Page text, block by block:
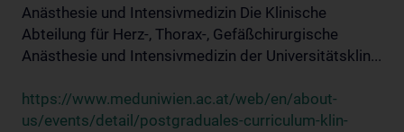
Anästhesie und Intensivmedizin Die Klinische
Abteilung für Herz-, Thorax-, Gefäßchirurgische
Anästhesie und Intensivmedizin der Universitätsklin...
https://www.meduniwien.ac.at/web/en/about-
us/events/detail/postgraduales-curriculum-klin-